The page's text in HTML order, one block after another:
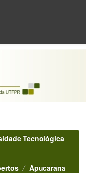
Tecnológica
Apucarana